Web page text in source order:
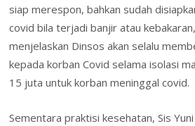
siap merespon, bahkan sudah
covid bila terjadi banjir atau
menjelaskan Dinsos akan selalu
kepada korban Covid selama isolasi
15 juta untuk korban meninggal covid.
Sementara praktisi kesehatan, Sis